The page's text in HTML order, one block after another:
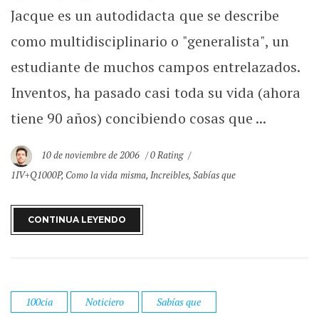
Jacque es un autodidacta que se describe
como multidisciplinario o "generalista", un
estudiante de muchos campos entrelazados.
Inventos, ha pasado casi toda su vida (ahora
tiene 90 años) concibiendo cosas que ...
10 de noviembre de 2006
0 Rating
1IV+Q1000P, Como la vida misma,Increibles,Sabías que
CONTINUA LEYENDO
100cia Noticiero Sabías que